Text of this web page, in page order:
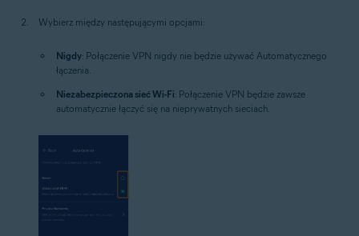
Wybierz między następującymi opcjami:
Nigdy: Połączenie VPN nigdy nie będzie używać Automatycznego
łączenia.
Niezabezpieczona sieć Wi-Fi: Połączenie VPN będzie zawsze
automatycznie łączyć się na nieprywatnych sieciach.